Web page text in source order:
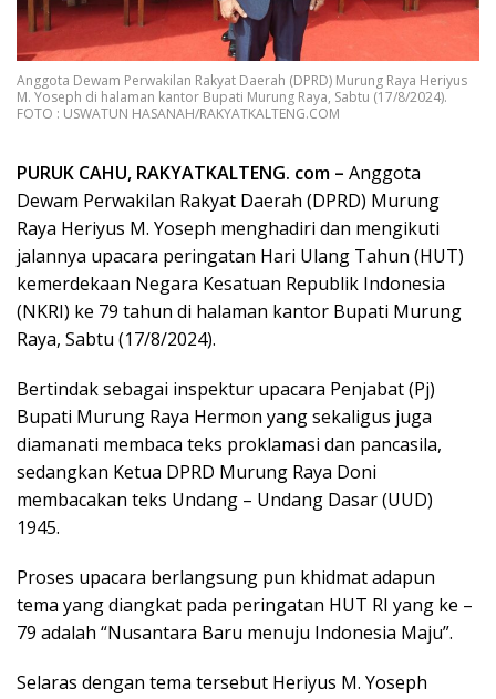
Anggota Dewam Perwakilan Rakyat Daerah (DPRD) Murung Raya Heriyus
M. Yoseph di halaman kantor Bupati Murung Raya, Sabtu (17/8/2024).
FOTO : USWATUN HASANAH/RAKYATKALTENG.COM
PURUK CAHU, RAKYATKALTENG. com – Anggota
Dewam Perwakilan Rakyat Daerah (DPRD) Murung
Raya Heriyus M. Yoseph menghadiri dan mengikuti
jalannya upacara peringatan Hari Ulang Tahun (HUT)
kemerdekaan Negara Kesatuan Republik Indonesia
(NKRI) ke 79 tahun di halaman kantor Bupati Murung
Raya, Sabtu (17/8/2024).
Bertindak sebagai inspektur upacara Penjabat (Pj)
Bupati Murung Raya Hermon yang sekaligus juga
diamanati membaca teks proklamasi dan pancasila,
sedangkan Ketua DPRD Murung Raya Doni
membacakan teks Undang – Undang Dasar (UUD)
1945.
Proses upacara berlangsung pun khidmat adapun
tema yang diangkat pada peringatan HUT RI yang ke –
79 adalah “Nusantara Baru menuju Indonesia Maju”.
Selaras dengan tema tersebut Heriyus M. Yoseph